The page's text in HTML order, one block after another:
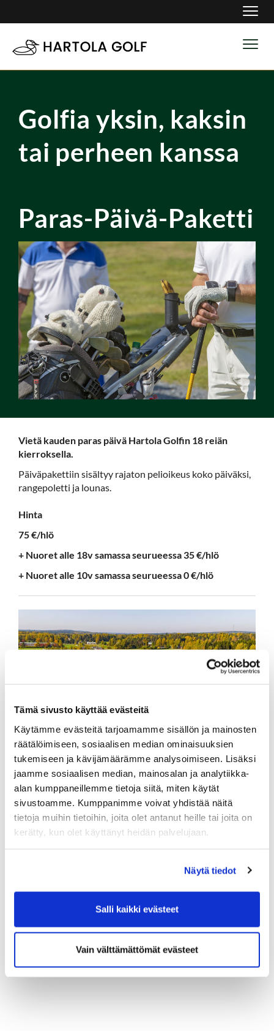
Tämä sivusto käyttää evästeitä
Käytämme evästeitä tarjoamamme sisällön ja mainosten
räätälöimiseen, sosiaalisen median ominaisuuksien
tukemiseen ja kävijämäärämme analysoimiseen. Lisäksi
jaamme sosiaalisen median, mainosalan ja analytiikka-
alan kumppaneillemme tietoja siitä, miten käytät
sivustoamme. Kumppanimme voivat yhdistää näitä
tietoja muihin tietoihin, joita olet antanut heille tai joita on
kerätty, kun olet käyttänyt heidän palvelujaan.
Näytä tiedot
Salli kaikki evästeet
Vain välttämättömät evästeet
Golfia yksin, kaksin
tai perheen kanssa
Paras-Päivä-Paketti
Vietä kauden paras päivä Hartola Golfin 18 reiän
kierroksella.
Päiväpakettiin sisältyy rajaton pelioikeus koko päiväksi,
rangepoletti ja lounas.
Hinta
75 €/hlö
+ Nuoret alle 18v samassa seurueessa 35 €/hlö
+ Nuoret alle 10v samassa seurueessa 0 €/hlö